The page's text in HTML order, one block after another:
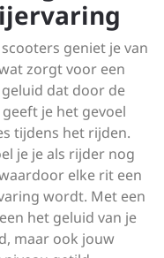
geniet je van
zorgt voor een
dat door de
je het gevoel
tijdens het rijden.
je je als rijder nog
elke rit een
wordt. Met een
het geluid van je
maar ook jouw